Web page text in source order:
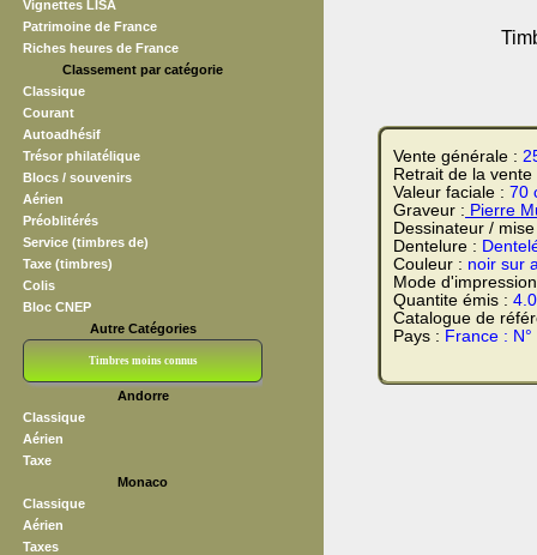
Vignettes LISA
Patrimoine de France
Riches heures de France
Classement par catégorie
Classique
Courant
Autoadhésif
Trésor philatélique
Blocs / souvenirs
Aérien
Préoblitérés
Service (timbres de)
Taxe (timbres)
Colis
Bloc CNEP
Autre Catégories
Timbres moins connus
Andorre
Classique
Aérien
Taxe
Monaco
Classique
Aérien
Taxes
Vente générale :
Retrait de la
Valeur faciale : 70
Graveur : Pierre
Dessinateur /
Dentelure :
Couleur : noir sur
Mode
Quantite émis :
Catalogue de
Pays : France : N°